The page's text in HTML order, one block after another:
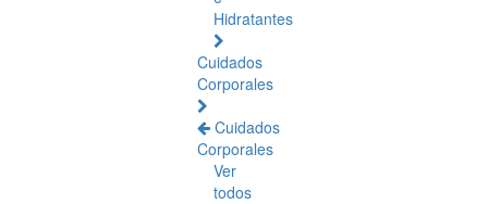
Hidratantes
Cuidados
Corporales
Cuidados
Corporales
Ver
todos